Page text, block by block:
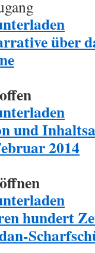
über
und
2014
hundert